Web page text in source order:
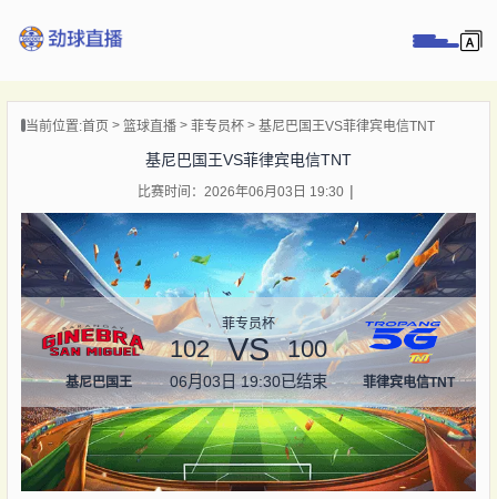
播
闻
当前位置:首页 篮球直播 菲专员杯 基尼巴国王VS菲律宾电信TNT
基尼巴国王VS菲律宾电信TNT
比赛时间：2026年06月03日 19:30
基尼巴国王
菲专员杯
102 VS 100
06月03日 19:30已结束 菲律宾电信TNT